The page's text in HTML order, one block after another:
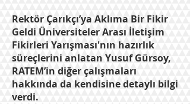
Rektör Çarıkçı’ya Aklıma Bir Fikir
Geldi Üniversiteler Arası İletişim
Fikirleri Yarışması'nın hazırlık
süreçlerini anlatan Yusuf Gürsoy,
RATEM’in diğer çalışmaları
hakkında da kendisine detaylı bilgi
verdi.